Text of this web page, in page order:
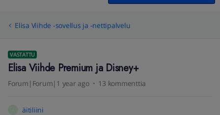
Elisa Viihde -sovellus ja -nettipalvelu
VASTATTU
Elisa Viihde Premium ja Disney+
Forum|Forum|1 year ago 13 kommenttia
äitiliini